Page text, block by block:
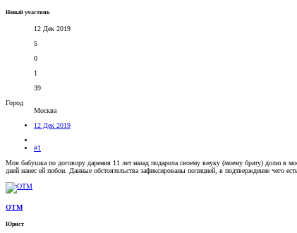
Новый участник
12 Дек 2019
5
0
1
39
Город
Москва
12 Дек 2019
#1
Моя бабушка по договору дарения 11 лет назад подарила своему внуку (моему брату) долю в
дней нанес ей побои. Данные обстоятельства зафиксированы полицией, в подтверждение чего
OTM
Юрист